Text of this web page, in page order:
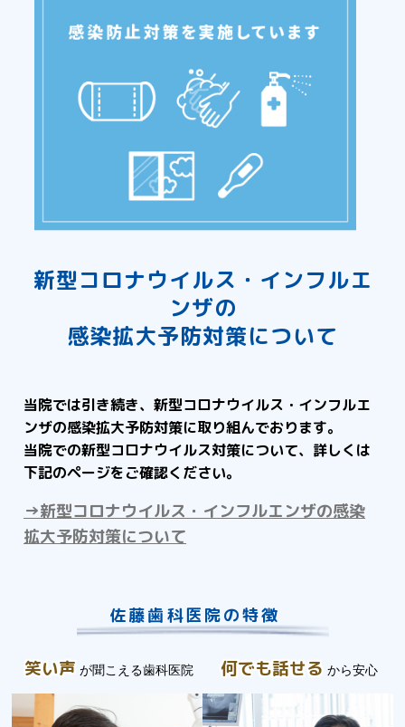
新型コロナウイルス・インフルエ
ンザの
感染拡大予防対策について
当院では引き続き、新型コロナウイルス・インフルエ
ンザの感染拡大予防対策に取り組んでおります。
当院での新型コロナウイルス対策について、詳しくは
下記のページをご確認ください。
→新型コロナウイルス・インフルエンザの感染
拡大予防対策について
佐藤歯科医院の特徴
笑い声 が聞こえる歯科医院 何でも話せる から安心